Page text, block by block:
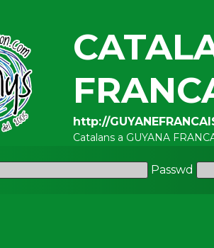
http://
Catalans a GUYANA
Passwd